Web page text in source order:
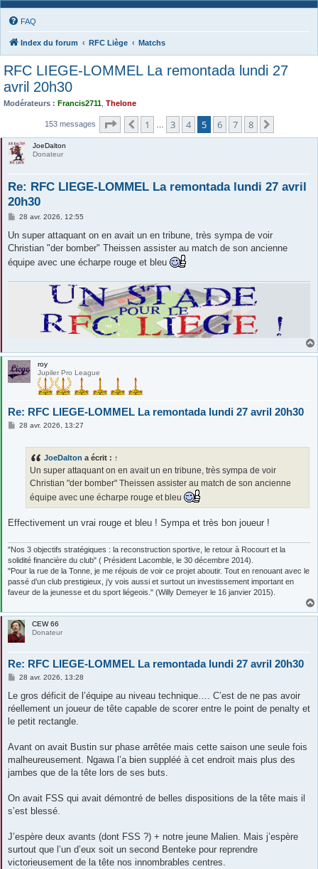
FAQ
Index du forum RFC Liège Matchs
RFC LIEGE-LOMMEL La remontada lundi 27
avril 20h30
Modérateurs : Francis2711 Thelone
153 messages Page sur
Précédente
1 3 4 5 6 7 8
JoeDalton
Donateur
Re: RFC LIEGE-LOMMEL La remontada lundi 27 avril
20h30
M
s
a
e
28 avr. 2026, 12:55
Un super attaquant on en avait un en tribune, très sympa de voir
Christian "der bomber" Theissen assister au match de son ancienne
équipe avec une écharpe rouge et bleu
roy
Jupiler Pro League
Re: RFC LIEGE-LOMMEL La remontada lundi 27 avril 20h30
M28 avr. 2026, 13:27
JoeDalton a écrit : ↑
Un super attaquant on en avait un en tribune, très sympa de voir
Christian "der bomber" Theissen assister au match de son ancienne
équipe avec une écharpe rouge et bleu
Effectivement un vrai rouge et bleu ! Sympa et très bon joueur !
"Nos 3 objectifs stratégiques : la reconstruction sportive, le retour à Rocourt et la
solidité financière du club" ( Président Lacomble, le 30 décembre 2014).
"Pour la rue de la Tonne, je me réjouis de voir ce projet aboutir. Tout en renouant avec le
passé d’un club prestigieux, j’y vois aussi et surtout un investissement important en
faveur de la jeunesse et du sport liégeois." (Willy Demeyer le 16 janvier 2015).
CEW 66
Donateur
Re: RFC LIEGE-LOMMEL La remontada lundi 27 avril 20h30
M
s
a
g
e
28 avr. 2026, 13:28
Le gros déficit de l’équipe au niveau technique…. C’est de ne pas avoir
réellement un joueur de tête capable de scorer entre le point de penalty et
le petit rectangle.
Avant on avait Bustin sur phase arrêtée mais cette saison une seule fois
malheureusement. Ngawa l’a bien suppléé à cet endroit mais plus des
jambes que de la tête lors de ses buts.
On avait FSS qui avait démontré de belles dispositions de la tête mais il
s’est blessé.
J’espère deux avants (dont FSS ?) + notre jeune Malien. Mais j’espère
surtout que l’un d’eux soit un second Benteke pour reprendre
victorieusement de la tête nos innombrables centres.